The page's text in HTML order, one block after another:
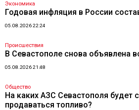
Экономика
Годовая инфляция в России
05.08.2026 22:24
Происшествия
В Севастополе снова объявлена
05.08.2026 21:48
Общество
На каких АЗС Севастополя будет
продаваться топливо?